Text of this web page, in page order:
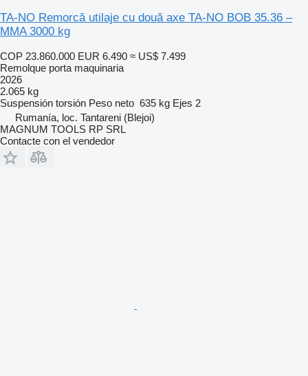
TA-NO Remorcă utilaje cu două axe TA-NO BOB 35.36 –
MMA 3000 kg
COP 23.860.000 EUR 6.490 ≈ US$ 7.499
Remolque porta maquinaria
2026
2.065 kg
Suspensión torsión Peso neto 635 kg Ejes 2
Rumanía, loc. Tantareni (Blejoi)
MAGNUM TOOLS RP SRL
Contacte con el vendedor